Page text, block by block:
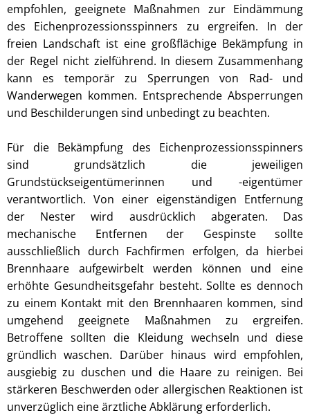
empfohlen, geeignete Maßnahmen zur Eindämmung
des Eichenprozessionsspinners zu ergreifen. In der
freien Landschaft ist eine großflächige Bekämpfung in
der Regel nicht zielführend. In diesem Zusammenhang
kann es temporär zu Sperrungen von Rad- und
Wanderwegen kommen. Entsprechende Absperrungen
und Beschilderungen sind unbedingt zu beachten.
Für die Bekämpfung des Eichenprozessionsspinners
sind grundsätzlich die jeweiligen
Grundstückseigentümerinnen und -eigentümer
verantwortlich. Von einer eigenständigen Entfernung
der Nester wird ausdrücklich abgeraten. Das
mechanische Entfernen der Gespinste sollte
ausschließlich durch Fachfirmen erfolgen, da hierbei
Brennhaare aufgewirbelt werden können und eine
erhöhte Gesundheitsgefahr besteht. Sollte es dennoch
zu einem Kontakt mit den Brennhaaren kommen, sind
umgehend geeignete Maßnahmen zu ergreifen.
Betroffene sollten die Kleidung wechseln und diese
gründlich waschen. Darüber hinaus wird empfohlen,
ausgiebig zu duschen und die Haare zu reinigen. Bei
stärkeren Beschwerden oder allergischen Reaktionen ist
unverzüglich eine ärztliche Abklärung erforderlich.